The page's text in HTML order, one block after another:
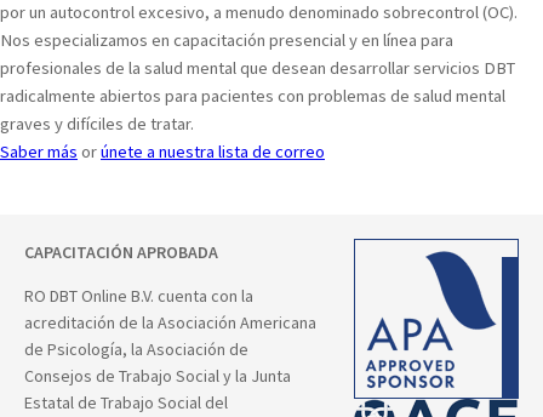
por un autocontrol excesivo, a menudo denominado sobrecontrol (OC).
Nos especializamos en capacitación presencial y en línea para
profesionales de la salud mental que desean desarrollar servicios DBT
radicalmente abiertos para pacientes con problemas de salud mental
graves y difíciles de tratar.
Saber más orúnete a nuestra lista de correo
CAPACITACIÓN APROBADA
RO DBT Online B.V. cuenta con la
acreditación de la Asociación Americana
de Psicología, la Asociación de
Consejos de Trabajo Social y la Junta
Estatal de Trabajo Social del